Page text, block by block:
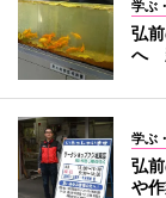
学ぶ
弘
へ
学ぶ
弘
や